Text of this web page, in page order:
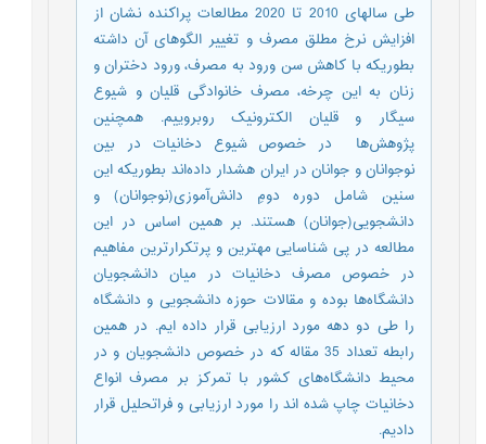
طی سالهای 2010 تا 2020 مطالعات پراکنده نشان از
افزایش نرخ مطلق مصرف و تغییر الگوهای آن داشته
بطوریکه با کاهش سن ورود به مصرف، ورود دختران و
زنان به این چرخه، مصرف خانوادگی قلیان و شیوع
سیگار و قلیان الکترونیک روبروییم. همچنین
پژوهش‌ها در خصوص شيوع دخانيات در بين
نوجوانان و جوانان در ايران هشدار داده‌اند بطوریکه این
سنین شامل دوره دومِ دانش‌آموزی(نوجوانان) و
دانشجویی(جوانان) هستند. بر همین اساس در این
مطالعه در پی شناسایی مهترین و پرتکرار‌ترین مفاهیم
در خصوص مصرف دخانیات در میان دانشجویان
دانشگاه‌ها بوده و مقالات حوزه دانشجویی و دانشگاه
را طی دو دهه مورد ارزیابی قرار داده ایم. در همین
رابطه تعداد 35 مقاله که در خصوص دانشجویان و در
محیط دانشگاه‌های کشور با تمرکز بر مصرف انواع
دخانیات چاپ شده اند را مورد ارزیابی و فراتحلیل قرار
دادیم.